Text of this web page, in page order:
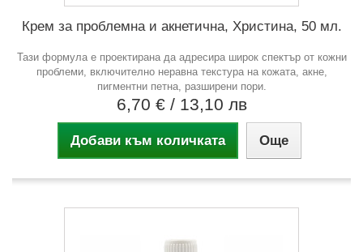
Крем за проблемна и акнетична, Христина, 50 мл.
Тази формула е проектирана да адресира широк спектър от кожни
проблеми, включително неравна текстура на кожата, акне,
пигментни петна, разширени пори.
6,70 € / 13,10 лв
Добави към количката Още